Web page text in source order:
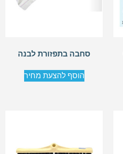
סחבה בתפזורת לבנה
הוסף להצעת מחיר